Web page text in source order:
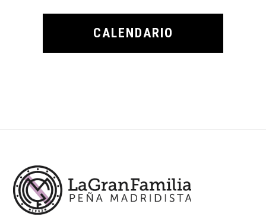
CALENDARIO